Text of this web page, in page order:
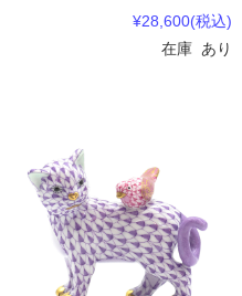
¥28,600(税込)
在庫 あり